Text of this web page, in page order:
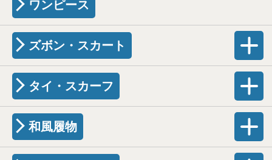
ワンピース
ズボン・スカート
タイ・スカーフ
和風履物